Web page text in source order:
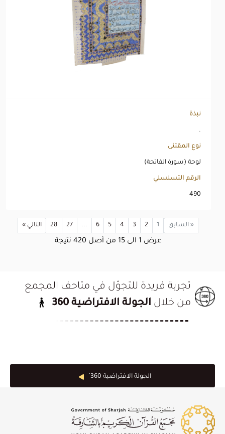
نبذة
.
نوع المقتنى
لوحة (سورة الفاتحة)
الرقم التسلسلي
490
« السابق 1
2
3
4
5
6
...
27
28 التالي »
عرض 1 الى 15 من أصل 420نتيجة
تجربة فريدة للتجوّل في متاحف المجمع
من خلال الجولة الافتراضية 360
الجولة الافتراضية 360 ْ